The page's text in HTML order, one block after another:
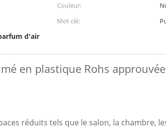
Couleur:
Mot clé:
d'air
en plastique Rohs
réduits tels que le salon, la chambre,